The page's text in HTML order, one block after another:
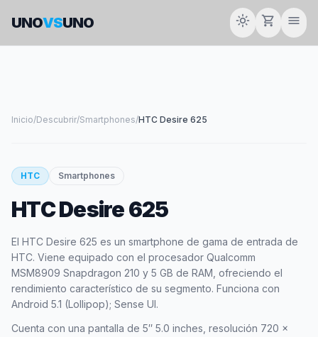
UNOVSUNO light_mode shopping_cart menu
Inicio/Descubrir/Smartphones/HTC Desire 625
smartphone
HTC
HTC Smartphones
HTC Desire 625
El HTC Desire 625 es un smartphone de gama de entrada de
HTC. Viene equipado con el procesador Qualcomm
MSM8909 Snapdragon 210 y 5 GB de RAM, ofreciendo el
rendimiento característico de su segmento. Funciona con
Android 5.1 (Lollipop); Sense UI.
Cuenta con una pantalla de 5″ 5.0 inches, resolución 720 x